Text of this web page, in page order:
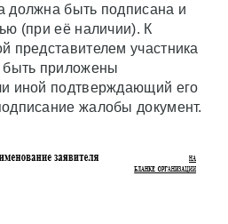
быть подписана и
(при её наличии). К
представителем участника
быть приложены
иной подтверждающий его
жалобы документ.